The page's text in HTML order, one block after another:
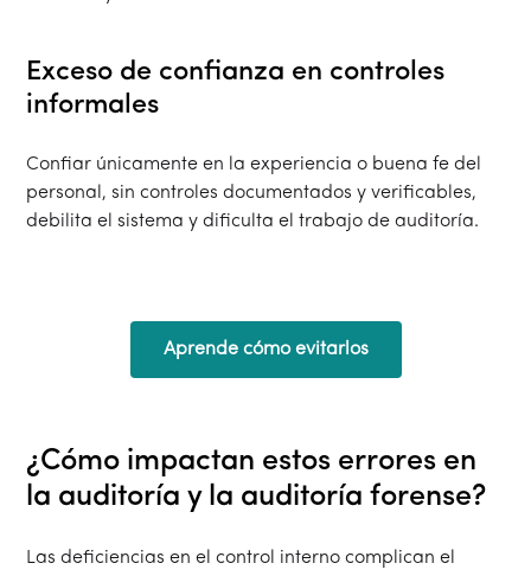
Exceso de confianza en controles
informales
Confiar únicamente en la experiencia o buena fe del
personal, sin controles documentados y verificables,
debilita el sistema y dificulta el trabajo de auditoría.
Aprende cómo evitarlos
¿Cómo impactan estos errores en
la auditoría y la auditoría forense?
Las deficiencias en el control interno complican el